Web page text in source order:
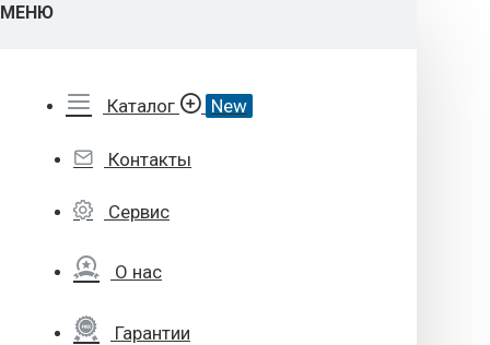
МЕНЮ
Каталог New
Контакты
Сервис
О нас
Гарантии